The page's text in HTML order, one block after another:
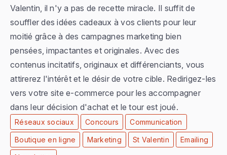
Valentin, il n'y a pas de recette miracle. Il suffit de
souffler des idées cadeaux à vos clients pour leur
moitié grâce à des campagnes marketing bien
pensées, impactantes et originales. Avec des
contenus incitatifs, originaux et différenciants, vous
attirerez l'intérêt et le désir de votre cible. Redirigez-les
vers votre site e-commerce pour les accompagner
dans leur décision d'achat et le tour est joué.
Réseaux sociaux Concours Communication
Boutique en ligne Marketing St Valentin Emailing